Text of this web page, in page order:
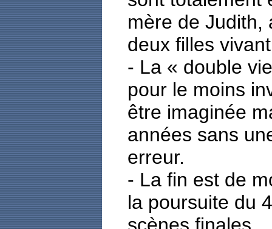
mère de Judith,
deux filles
- La « double
pour le moins
être imaginée
années sans
erreur.
- La fin est de
la poursuite du